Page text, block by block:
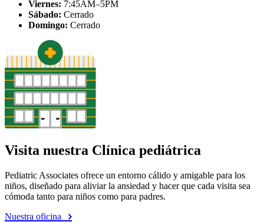
Viernes: 7:45AM–5PM
Sábado: Cerrado
Domingo: Cerrado
Visita nuestra Clínica pediátrica
Pediatric Associates ofrece un entorno cálido y amigable para los
niños, diseñado para aliviar la ansiedad y hacer que cada visita sea
cómoda tanto para niños como para padres.
Nuestra oficina